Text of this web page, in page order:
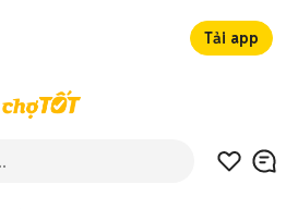
Tải app